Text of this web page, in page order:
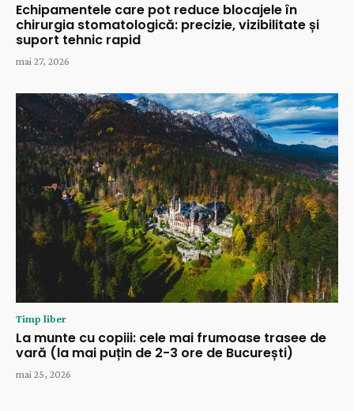
Echipamentele care pot reduce blocajele în
chirurgia stomatologică: precizie, vizibilitate și
suport tehnic rapid
mai 27, 2026
Timp liber
La munte cu copiii: cele mai frumoase trasee de
vară (la mai puțin de 2-3 ore de București)
mai 25, 2026